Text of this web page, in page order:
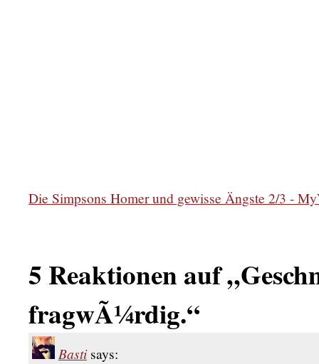
Die Simpsons Homer und gewisse Ängste 2/3 -
5 Reaktionen auf
fragwÃ¼rdig.“
Basti says: